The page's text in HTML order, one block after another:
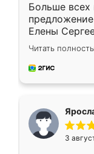
Больше всех
Елены
короткие
для замера
предложил
Читать
3